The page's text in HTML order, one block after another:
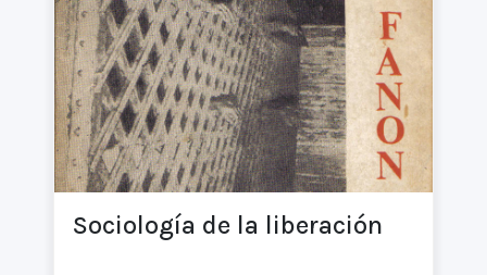
Sociología de la liberación